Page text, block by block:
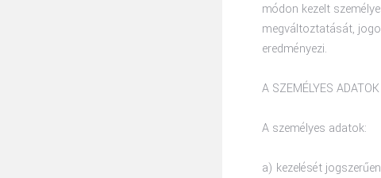
módon kezelt
megváltoztatását,
eredményezi.
A SZEMÉLYES
A személyes adatok:
a) kezelését